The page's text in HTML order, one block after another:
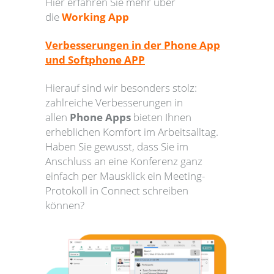
dieWorking App
Verbesserungen in der Phone App
und Softphone APP
Hierauf sind wir besonders stolz:
zahlreiche Verbesserungen in
allen Phone Apps bieten Ihnen
erheblichen Komfort im Arbeitsalltag.
Haben Sie gewusst, dass Sie im
Anschluss an eine Konferenz ganz
einfach per Mausklick ein Meeting-
Protokoll in Connect schreiben
können?